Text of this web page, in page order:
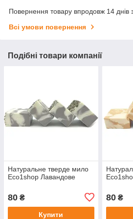
Повернення товару впродовж 14 днів
Всі умови повернення
Подібні товари компанії
Натуральне тверде мило
Eco1shop Лавандове
80 ₴
Купити
80₴